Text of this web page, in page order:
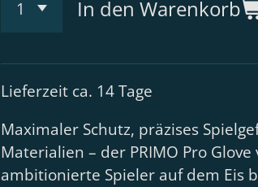
In den Warenkorb
Lieferzeit ca. 14 Tage
Maximaler Schutz, präzises
Materialien – der PRIMO Pro
ambitionierte Spieler auf dem Eis